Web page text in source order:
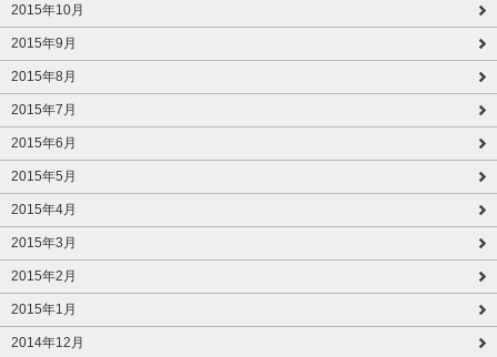
2015年10月
2015年9月
2015年8月
2015年7月
2015年6月
2015年5月
2015年4月
2015年3月
2015年2月
2015年1月
2014年12月